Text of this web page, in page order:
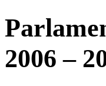
2006 –